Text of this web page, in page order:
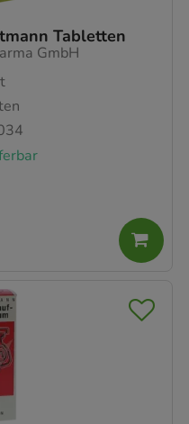
Tabletten
GmbH